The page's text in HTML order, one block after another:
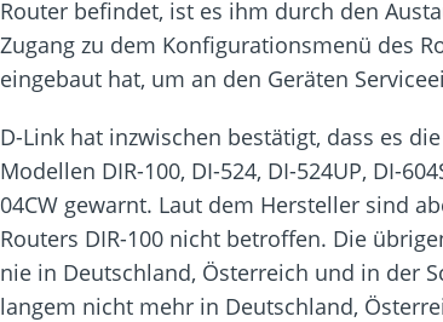
Router befindet, ist es ihm durch den
Zugang zu dem Konfigurationsmenü des
eingebaut hat, um an den Geräten
D-Link hat inzwischen bestätigt, dass es
Modellen DIR-100, DI-524, DI-524UP, DI-
04CW gewarnt. Laut dem Hersteller sind
Routers DIR-100 nicht betroffen. Die
nie in Deutschland, Österreich und in der
langem nicht mehr in Deutschland,